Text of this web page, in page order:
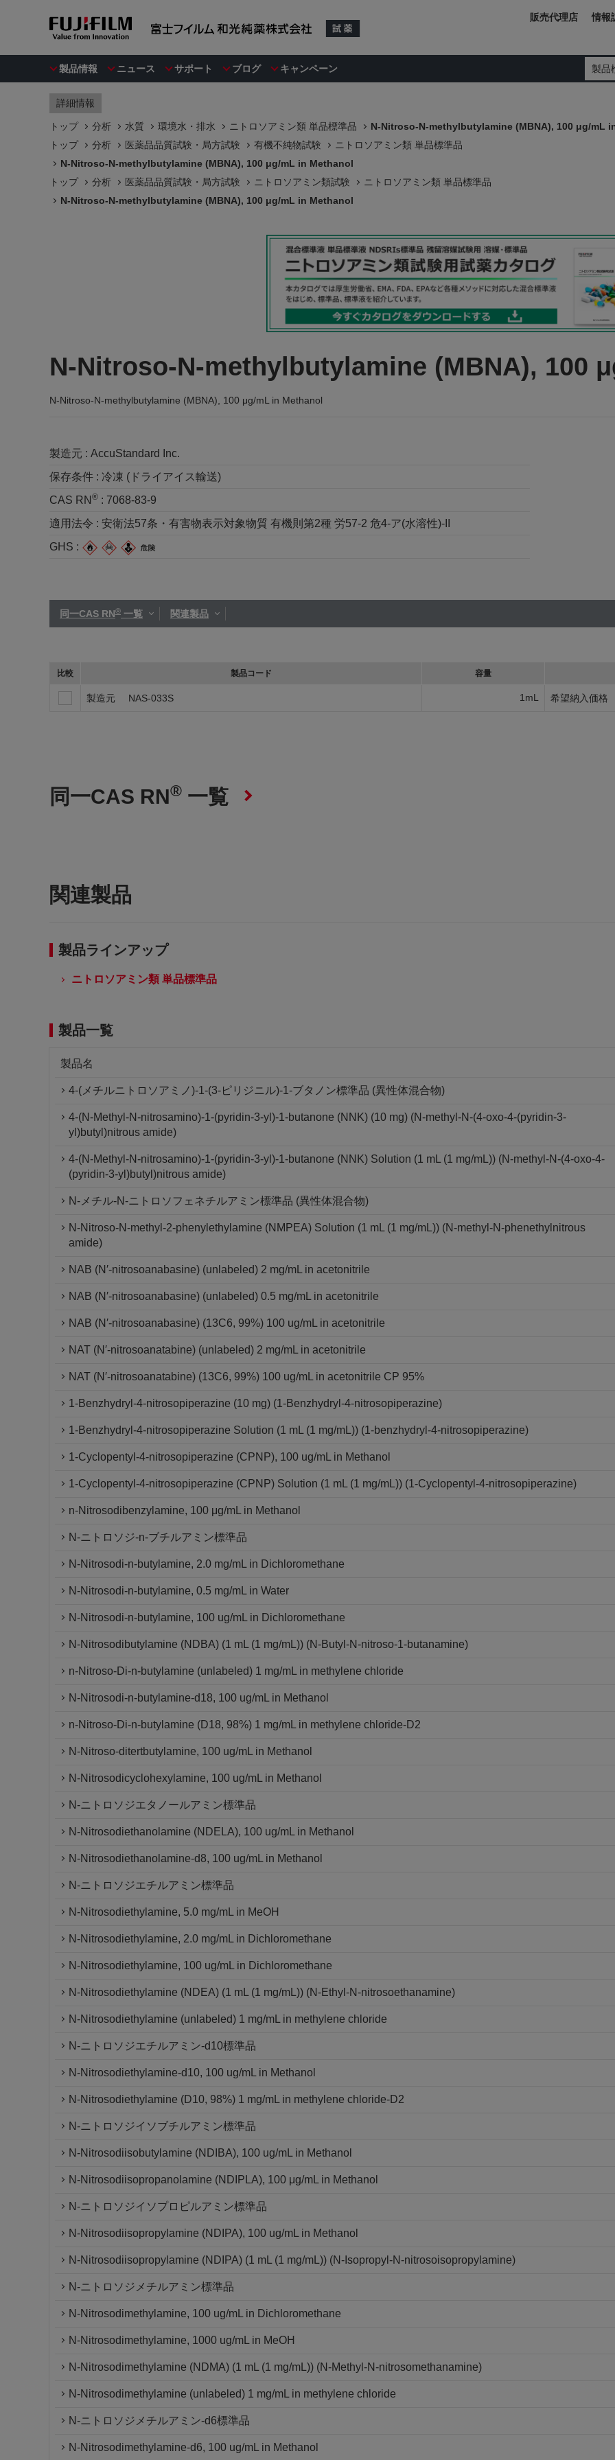
製品情報 ニュース サポート ブログ キャンペーン 製品
販売代理店 情報
詳細情報
トップ 分析 水質 環境水・排水 ニトロソアミン類 単品標準品
N-Nitroso-N-methylbutylamine (MBNA), 100 μg/mL
トップ
分析 医薬品品質試験・局方試験 有機不純物試験
ニトロソアミン類 単品標準品
N-Nitroso-N-methylbutylamine (MBNA), 100 μg/mL in Methanol
トップ
分析 医薬品品質試験・局方試験 ニトロソアミン類試験
ニトロソアミン類 単品標準品
N-Nitroso-N-methylbutylamine (MBNA), 100 μg/mL in Methanol
N-Nitroso-N-methylbutylamine (MBNA), 100
N-Nitroso-N-methylbutylamine (MBNA), 100 μg/mL in Methanol
製造元 : AccuStandard Inc.
保存条件 : 冷凍 (ドライアイス輸送)
CAS RN ® : 7068-83-9
適用法令 : 安衛法57条・有害物表示対象物質 有機則第2種 労57-2 危4-ア(水溶性)-II
GHS :
同一CAS RN® 一覧 関連製品
比較 製品コード 容量
製造元 NAS-033S 1mL 希望納入価格
同一CAS RN® 一覧
関連製品
製品ラインアップ
ニトロソアミン類 単品標準品
製品一覧
製品名
4-(メチルニトロソアミノ)-1-(3-ピリジニル)-1-ブタノン標準品 (異性体混合物)
4-(N-Methyl-N-nitrosamino)-1-(pyridin-3-yl)-1-butanone (NNK) (10 mg) (N-methyl-N-(4-oxo-4-(pyridin-3-
yl)butyl)nitrous amide)
4-(N-Methyl-N-nitrosamino)-1-(pyridin-3-yl)-1-butanone (NNK) Solution (1 mL (1 mg/mL)) (N-methyl-N-(4-oxo-4-
(pyridin-3-yl)butyl)nitrous amide)
N-メチル-N-ニトロソフェネチルアミン標準品 (異性体混合物)
N-Nitroso-N-methyl-2-phenylethylamine (NMPEA) Solution (1 mL (1 mg/mL)) (N-methyl-N-phenethylnitrous
amide)
NAB (N′-nitrosoanabasine) (unlabeled) 2 mg/mL in acetonitrile
NAB (N′-nitrosoanabasine) (unlabeled) 0.5 mg/mL in acetonitrile
NAB (N′-nitrosoanabasine) (13C6, 99%) 100 ug/mL in acetonitrile
NAT (N′-nitrosoanatabine) (unlabeled) 2 mg/mL in acetonitrile
NAT (N′-nitrosoanatabine) (13C6, 99%) 100 ug/mL in acetonitrile CP 95%
1-Benzhydryl-4-nitrosopiperazine (10 mg) (1-Benzhydryl-4-nitrosopiperazine)
1-Benzhydryl-4-nitrosopiperazine Solution (1 mL (1 mg/mL)) (1-benzhydryl-4-nitrosopiperazine)
1-Cyclopentyl-4-nitrosopiperazine (CPNP), 100 ug/mL in Methanol
1-Cyclopentyl-4-nitrosopiperazine (CPNP) Solution (1 mL (1 mg/mL)) (1-Cyclopentyl-4-nitrosopiperazine)
n-Nitrosodibenzylamine, 100 μg/mL in Methanol
N-ニトロソジ-n-ブチルアミン標準品
N-Nitrosodi-n-butylamine, 2.0 mg/mL in Dichloromethane
N-Nitrosodi-n-butylamine, 0.5 mg/mL in Water
N-Nitrosodi-n-butylamine, 100 ug/mL in Dichloromethane
N-Nitrosodibutylamine (NDBA) (1 mL (1 mg/mL)) (N-Butyl-N-nitroso-1-butanamine)
n-Nitroso-Di-n-butylamine (unlabeled) 1 mg/mL in methylene chloride
N-Nitrosodi-n-butylamine-d18, 100 ug/mL in Methanol
n-Nitroso-Di-n-butylamine (D18, 98%) 1 mg/mL in methylene chloride-D2
N-Nitroso-ditertbutylamine, 100 ug/mL in Methanol
N-Nitrosodicyclohexylamine, 100 ug/mL in Methanol
N-ニトロソジエタノールアミン標準品
N-Nitrosodiethanolamine (NDELA), 100 ug/mL in Methanol
N-Nitrosodiethanolamine-d8, 100 ug/mL in Methanol
N-ニトロソジエチルアミン標準品
N-Nitrosodiethylamine, 5.0 mg/mL in MeOH
N-Nitrosodiethylamine, 2.0 mg/mL in Dichloromethane
N-Nitrosodiethylamine, 100 ug/mL in Dichloromethane
N-Nitrosodiethylamine (NDEA) (1 mL (1 mg/mL)) (N-Ethyl-N-nitrosoethanamine)
N-Nitrosodiethylamine (unlabeled) 1 mg/mL in methylene chloride
N-ニトロソジエチルアミン-d10標準品
N-Nitrosodiethylamine-d10, 100 ug/mL in Methanol
N-Nitrosodiethylamine (D10, 98%) 1 mg/mL in methylene chloride-D2
N-ニトロソジイソブチルアミン標準品
N-Nitrosodiisobutylamine (NDIBA), 100 ug/mL in Methanol
N-Nitrosodiisopropanolamine (NDIPLA), 100 μg/mL in Methanol
N-ニトロソジイソプロピルアミン標準品
N-Nitrosodiisopropylamine (NDIPA), 100 ug/mL in Methanol
N-Nitrosodiisopropylamine (NDIPA) (1 mL (1 mg/mL)) (N-Isopropyl-N-nitrosoisopropylamine)
N-ニトロソジメチルアミン標準品
N-Nitrosodimethylamine, 100 ug/mL in Dichloromethane
N-Nitrosodimethylamine, 1000 ug/mL in MeOH
N-Nitrosodimethylamine (NDMA) (1 mL (1 mg/mL)) (N-Methyl-N-nitrosomethanamine)
N-Nitrosodimethylamine (unlabeled) 1 mg/mL in methylene chloride
N-ニトロソジメチルアミン-d6標準品
N-Nitrosodimethylamine-d6, 100 ug/mL in Methanol